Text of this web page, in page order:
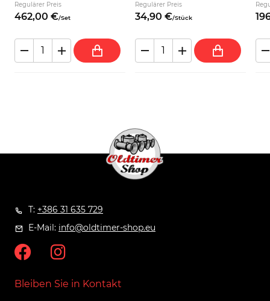
Regulärer Preis
462,00 €/Set
Regulärer Preis
34,90 €/Stück
T: +386 31 635 729
E-Mail: info@oldtimer-shop.eu
Bleiben Sie in Kontakt